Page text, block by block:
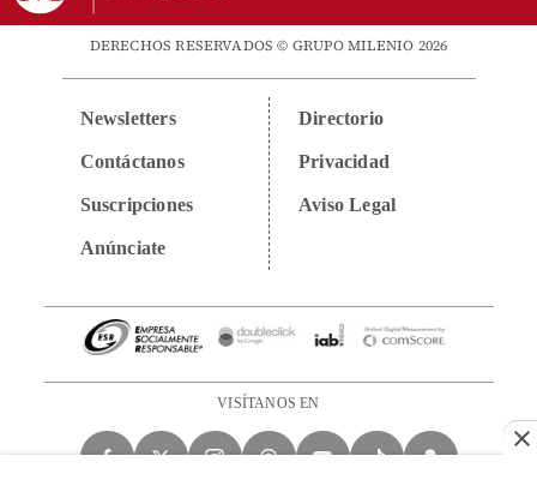
DERECHOS RESERVADOS © GRUPO MILENIO 2026
Newsletters
Contáctanos
Suscripciones
Anúnciate
Directorio
Privacidad
Aviso Legal
VISÍTANOS EN